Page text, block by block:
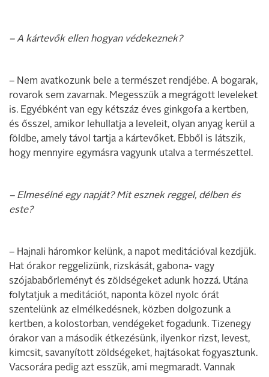
– A kártevők ellen hogyan védekeznek?
– Nem avatkozunk bele a természet rendjébe. A bogarak,
rovarok sem zavarnak. Megesszük a megrágott leveleket
is. Egyébként van egy kétszáz éves ginkgofa a kertben,
és ősszel, amikor lehullatja a leveleit, olyan anyag kerül a
földbe, amely távol tartja a kártevőket. Ebből is látszik,
hogy mennyire egymásra vagyunk utalva a természettel.
– Elmesélné egy napját? Mit esznek reggel, délben és
este?
– Hajnali háromkor kelünk, a napot meditációval kezdjük.
Hat órakor reggelizünk, rizskását, gabona- vagy
szójababőrleményt és zöldségeket adunk hozzá. Utána
folytatjuk a meditációt, naponta közel nyolc órát
szentelünk az elmélkedésnek, közben dolgozunk a
kertben, a kolostorban, vendégeket fogadunk. Tizenegy
órakor van a második étkezésünk, ilyenkor rizst, levest,
kimcsit, savanyított zöldségeket, hajtásokat fogyasztunk.
Vacsorára pedig azt esszük, ami megmaradt. Vannak